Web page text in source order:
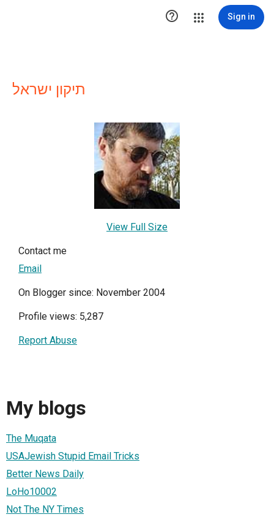
 Sign in
תיקון ישראל
View Full Size
Contact me
Email
On Blogger since: November 2004
Profile views: 5,287
Report Abuse
My blogs
The Muqata
USAJewish Stupid Email Tricks
Better News Daily
LoHo10002
Not The NY Times